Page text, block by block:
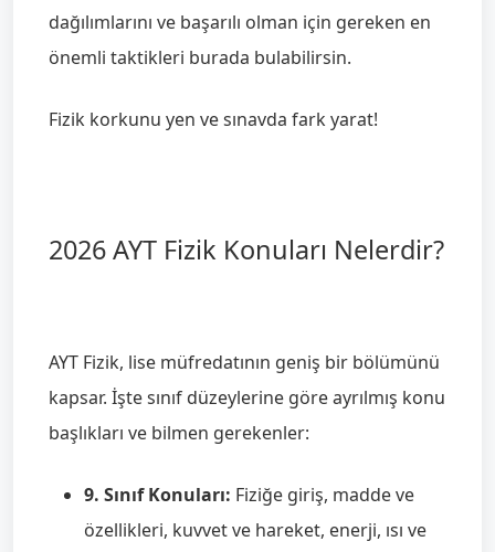
dağılımlarını ve başarılı olman için gereken en
önemli taktikleri burada bulabilirsin.
Fizik korkunu yen ve sınavda fark yarat!
2026 AYT Fizik Konuları Nelerdir?
AYT Fizik, lise müfredatının geniş bir bölümünü
kapsar. İşte sınıf düzeylerine göre ayrılmış konu
başlıkları ve bilmen gerekenler:
9. Sınıf Konuları: Fiziğe giriş, madde ve
özellikleri, kuvvet ve hareket, enerji, ısı ve